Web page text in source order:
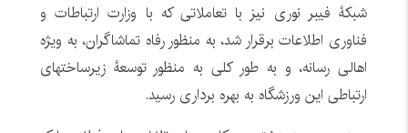
شبکۀ فیبر نوری نیز با تعاملاتی که با وزارت ارتباطات و
فناوری اطلاعات برقرار شد، به منظور رفاه تماشاگران، به ویژه
اهالی رسانه، و به طور کلی به منظور توسعۀ زیرساختهای
ارتباطی این ورزشگاه به بهره برداری رسید.